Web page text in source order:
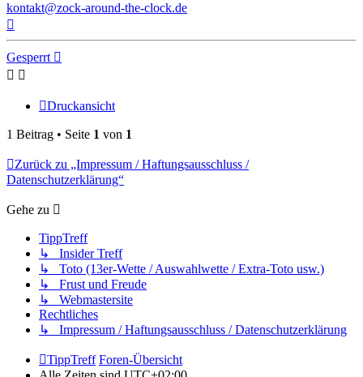
kontakt@zock-around-the-clock.de
Gesperrt
Druckansicht
1 Beitrag • Seite 1 von 1
Zurück zu „Impressum / Haftungsausschluss /
Datenschutzerklärung“
Gehe zu
TippTreff
↳ Insider Treff
↳ Toto (13er-Wette / Auswahlwette / Extra-Toto usw.)
↳ Frust und Freude
↳ Webmastersite
Rechtliches
↳ Impressum / Haftungsausschluss / Datenschutzerklärung
TippTreff Foren-Übersicht